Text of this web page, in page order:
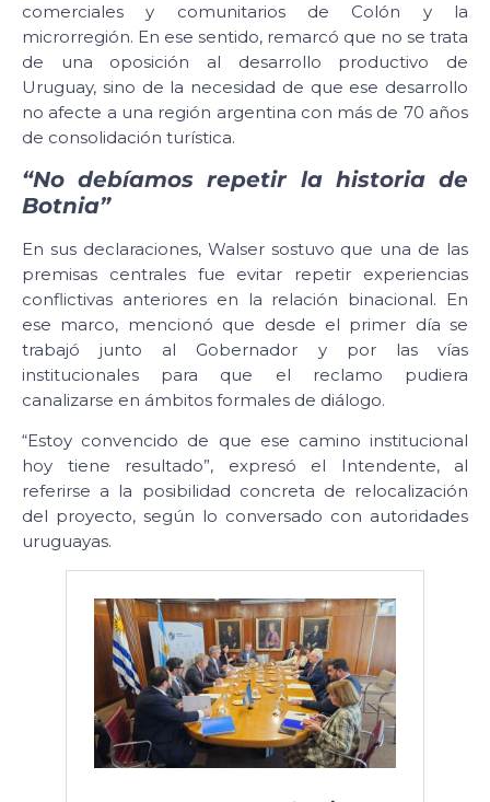
comerciales y comunitarios de Colón y la
microrregión. En ese sentido, remarcó que no se trata
de una oposición al desarrollo productivo de
Uruguay, sino de la necesidad de que ese desarrollo
no afecte a una región argentina con más de 70 años
de consolidación turística.
“No debíamos repetir la historia de
Botnia”
En sus declaraciones, Walser sostuvo que una de las
premisas centrales fue evitar repetir experiencias
conflictivas anteriores en la relación binacional. En
ese marco, mencionó que desde el primer día se
trabajó junto al Gobernador y por las vías
institucionales para que el reclamo pudiera
canalizarse en ámbitos formales de diálogo.
“Estoy convencido de que ese camino institucional
hoy tiene resultado”, expresó el Intendente, al
referirse a la posibilidad concreta de relocalización
del proyecto, según lo conversado con autoridades
uruguayas.